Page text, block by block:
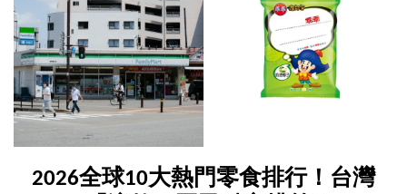
2026全球10大熱門零食排行！台灣